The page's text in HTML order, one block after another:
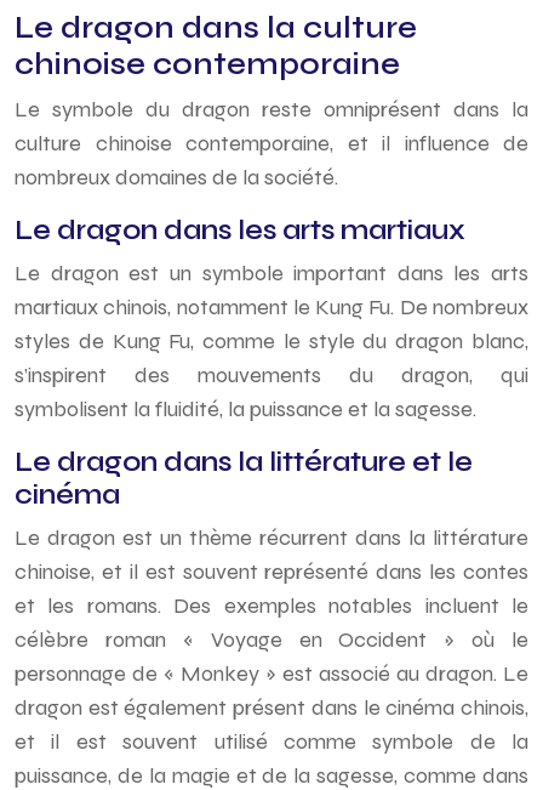
Le dragon dans la culture
chinoise contemporaine
Le symbole du dragon reste omniprésent dans la
culture chinoise contemporaine, et il influence de
nombreux domaines de la société.
Le dragon dans les arts martiaux
Le dragon est un symbole important dans les arts
martiaux chinois, notamment le Kung Fu. De nombreux
styles de Kung Fu, comme le style du dragon blanc,
s’inspirent des mouvements du dragon, qui
symbolisent la fluidité, la puissance et la sagesse.
Le dragon dans la littérature et le
cinéma
Le dragon est un thème récurrent dans la littérature
chinoise, et il est souvent représenté dans les contes
et les romans. Des exemples notables incluent le
célèbre roman « Voyage en Occident » où le
personnage de « Monkey » est associé au dragon. Le
dragon est également présent dans le cinéma chinois,
et il est souvent utilisé comme symbole de la
puissance, de la magie et de la sagesse, comme dans